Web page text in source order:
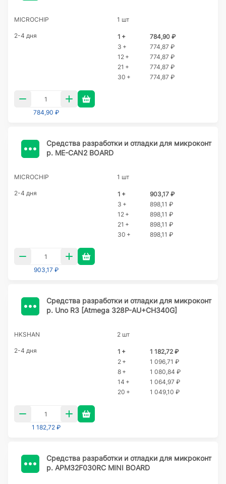
MICROCHIP 1 шт
2-4 дня 1 +
784,90 ₽
3 +
774,87 ₽
12 +
774,87 ₽
21 +
774,87 ₽
30 +
774,87 ₽
784,90 ₽
Cредства разработки и отладки для микроконт
р. ME-CAN2 BOARD
MICROCHIP 1 шт
2-4 дня 1 +
903,17 ₽
3 +
898,11 ₽
12 +
898,11 ₽
21 +
898,11 ₽
30 +
898,11 ₽
903,17 ₽
Cредства разработки и отладки для микроконт
р. Uno R3 [Atmega 328P-AU+CH340G]
HKSHAN 2 шт
2-4 дня 1 +
1 182,72 ₽
2 +
1 096,71 ₽
8 +
1 080,84 ₽
14 +
1 064,97 ₽
20 +
1 049,10 ₽
1 182,72 ₽
Cредства разработки и отладки для микроконт
р. APM32F030RC MINI BOARD